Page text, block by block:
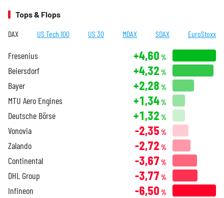
Tops & Flops
DAX US Tech 100 US 30 MDAX SDAX EuroStoxx
Fresenius +4,60 %
Beiersdorf +4,32 %
Bayer +2,28 %
MTU Aero Engines +1,34%
Deutsche Börse +1,32 %
Vonovia -2,35 %
Zalando -2,72 %
Continental -3,67 %
DHL Group -3,77 %
Infineon -6,50 %